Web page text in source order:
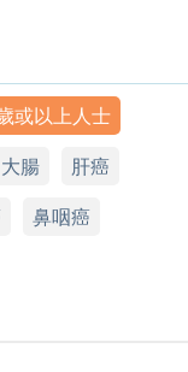
險。
指數會上升
士。
須於6個月內
客戶需提前2星
2301-2室
或以上人士
大腸
肝癌
鼻咽癌